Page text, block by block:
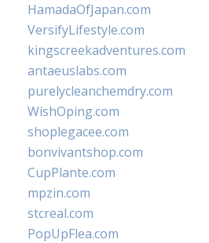
HamadaOfJapan.com
VersifyLifestyle.com
kingscreekadventures.com
antaeuslabs.com
purelycleanchemdry.com
WishOping.com
shoplegacee.com
bonvivantshop.com
CupPlante.com
mpzin.com
stcreal.com
PopUpFlea.com